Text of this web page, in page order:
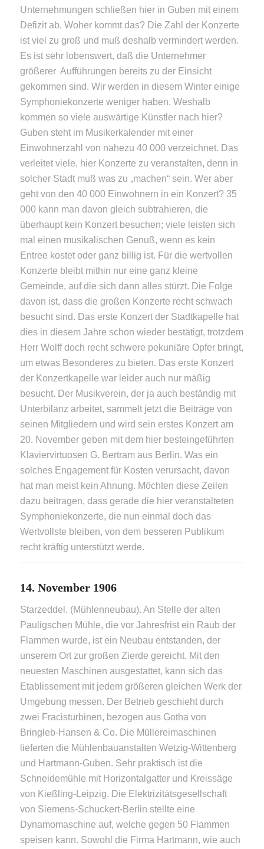
Unternehmungen schließen hier in Guben mit einem
Defizit ab. Woher kommt das? Die Zahl der Konzerte
ist viel zu groß und muß deshalb vermindert werden.
Es ist sehr lobenswert, daß die Unternehmer
größerer Aufführungen bereits zu der Einsicht
gekommen sind. Wir werden in diesem Winter einige
Symphoniekonzerte weniger haben. Weshalb
kommen so viele auswärtige Künstler nach hier?
Guben steht im Musikerkalender mit einer
Einwohnerzahl von nahezu 40 000 verzeichnet. Das
verleitet viele, hier Konzerte zu veranstalten, denn in
solcher Stadt muß was zu „machen“ sein. Wer aber
geht von den 40 000 Einwohnern in ein Konzert? 35
000 kann man davon gleich subtrahieren, die
überhaupt kein Konzert besuchen; viele leisten sich
mal einen musikalischen Genuß, wenn es kein
Entree kostet oder ganz billig ist. Für die wertvollen
Konzerte bleibt mithin nur eine ganz kleine
Gemeinde, auf die sich dann alles stürzt. Die Folge
davon ist, dass die großen Konzerte recht schwach
besucht sind. Das erste Konzert der Stadtkapelle hat
dies in diesem Jahre schon wieder bestätigt, trotzdem
Herr Wolff doch recht schwere pekuniäre Opfer bringt,
um etwas Besonderes zu bieten. Das erste Konzert
der Konzertkapelle war leider auch nur mäßig
besucht. Der Musikverein, der ja auch beständig mit
Unterbilanz arbeitet, sammelt jetzt die Beiträge von
seinen Mitgliedern und wird sein erstes Konzert am
20. November geben mit dem hier besteingeführten
Klaviervirtuosen G. Bertram aus Berlin. Was ein
solches Engagement für Kosten verursacht, davon
hat man meist kein Ahnung. Möchten diese Zeilen
dazu beitragen, dass gerade die hier veranstalteten
Symphoniekonzerte, die nun einmal doch das
Wertvollste bleiben, von dem besseren Publikum
recht kräftig unterstützt werde.
14. November 1906
Starzeddel. (Mühlenneubau). An Stelle der alten
Pauligschen Mühle, die vor Jahresfrist ein Raub der
Flammen wurde, ist ein Neubau entstanden, der
unserem Ort zur großen Zierde gereicht. Mit den
neuesten Maschinen ausgestattet, kann sich das
Etablissement mit jedem größeren gleichen Werk der
Umgebung messen. Der Betrieb geschieht durch
zwei Fracisturbinen, bezogen aus Gotha von
Bringleb-Hansen & Co. Die Müllereimaschinen
lieferten die Mühlenbauanstalten Wetzig-Wittenberg
und Hartmann-Guben. Sehr praktisch ist die
Schneidemühle mit Horizontalgatter und Kreissäge
von Kießling-Leipzig. Die Elektrizitätsgesellschaft
von Siemens-Schuckert-Berlin stellte eine
Dynamomaschine auf, welche gegen 50 Flammen
speisen kann. Sowohl die Firma Hartmann, wie auch